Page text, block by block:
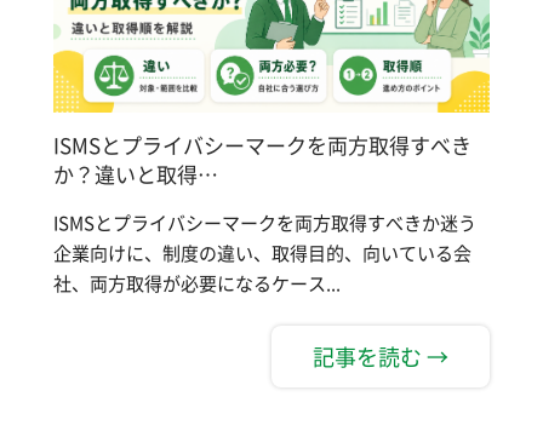
ISMSとプライバシーマークを両方取得すべき
か？違いと取得…
ISMSとプライバシーマークを両方取得すべきか迷う
企業向けに、制度の違い、取得目的、向いている会
社、両方取得が必要になるケース...
記事を読む →